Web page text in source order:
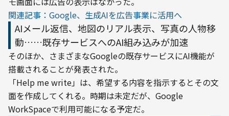
関連記事：Google、生成AIを広告事業に活用へ
AIメール返信、地図のリアル表示、写真の人物移
動……既存サービスへのAI組み込みが加速
そのほか、さまざまなGoogleの既存サービスにAI機能が
搭載されることが発表された。
「Help me write」は、希望する内容を指示するとその文
面を作成してくれる。時期は未定だが、Google
WorkSpaceで利用可能になる予定だ。